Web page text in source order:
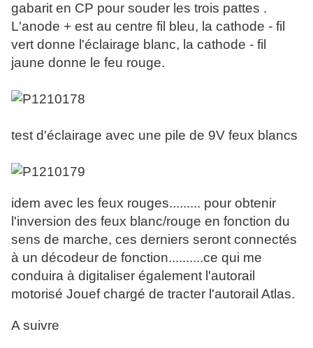
gabarit en CP pour souder les trois pattes .
L'anode + est au centre fil bleu, la cathode - fil
vert donne l'éclairage blanc, la cathode - fil
jaune donne le feu rouge.
test d'éclairage avec une pile de 9V feux blancs
idem avec les feux rouges......... pour obtenir
l'inversion des feux blanc/rouge en fonction du
sens de marche, ces derniers seront connectés
à un décodeur de fonction..........ce qui me
conduira à digitaliser également l'autorail
motorisé Jouef chargé de tracter l'autorail Atlas.
A suivre